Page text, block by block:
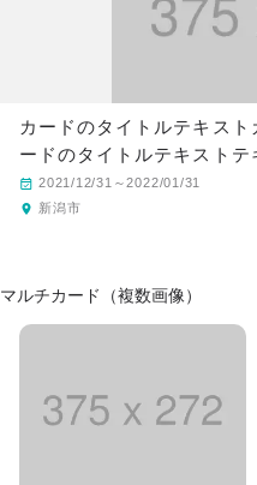
カードのタイトルテキス
ードのタイトルテキスト
スト2021/12/31～2022/01/31
新潟市
マルチカード（複数画像）